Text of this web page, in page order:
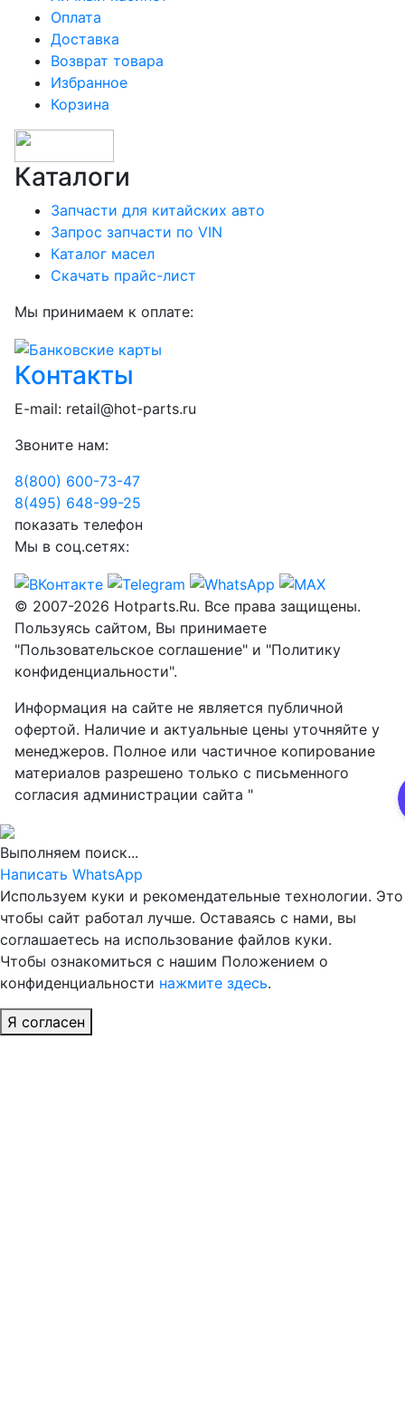
Оплата
Доставка
Возврат товара
Избранное
Корзина
Каталоги
Запчасти для китайских авто
Запрос запчасти по VIN
Каталог масел
Скачать прайс-лист
Мы принимаем к оплате:
Контакты
E-mail: retail@hot-parts.ru
Звоните нам:
8(800) 600-73-47
8(495) 648-99-25
показать телефон
Мы в соц.сетях:
© 2007-2026 Hotparts.Ru. Все права защищены.
Пользуясь сайтом, Вы принимаете
"Пользовательское соглашение" и "Политику
конфиденциальности".
Информация на сайте не является публичной
офертой. Наличие и актуальные цены уточняйте у
менеджеров. Полное или частичное копирование
материалов разрешено только с письменного
согласия администрации сайта "
Выполняем поиск...
Написать WhatsApp
Используем куки и рекомендательные технологии. Это
чтобы сайт работал лучше. Оставаясь с нами, вы
соглашаетесь на использование файлов куки.
Чтобы ознакомиться с нашим Положением о
конфиденциальности нажмите здесь.
Я согласен